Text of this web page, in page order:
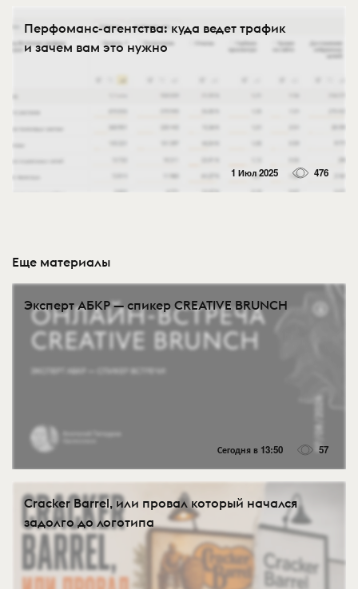
Перфоманс-агентства: куда ведет трафик
и зачем вам это нужно
1 Июл 2025 476
Еще материалы
Эксперт АБКР — спикер CREATIVE BRUNCH
Сегодня в 13:50 57
Cracker Barrel, или провал который начался
задолго до логотипа